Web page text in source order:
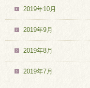
2019年10月
2019年9月
2019年8月
2019年7月